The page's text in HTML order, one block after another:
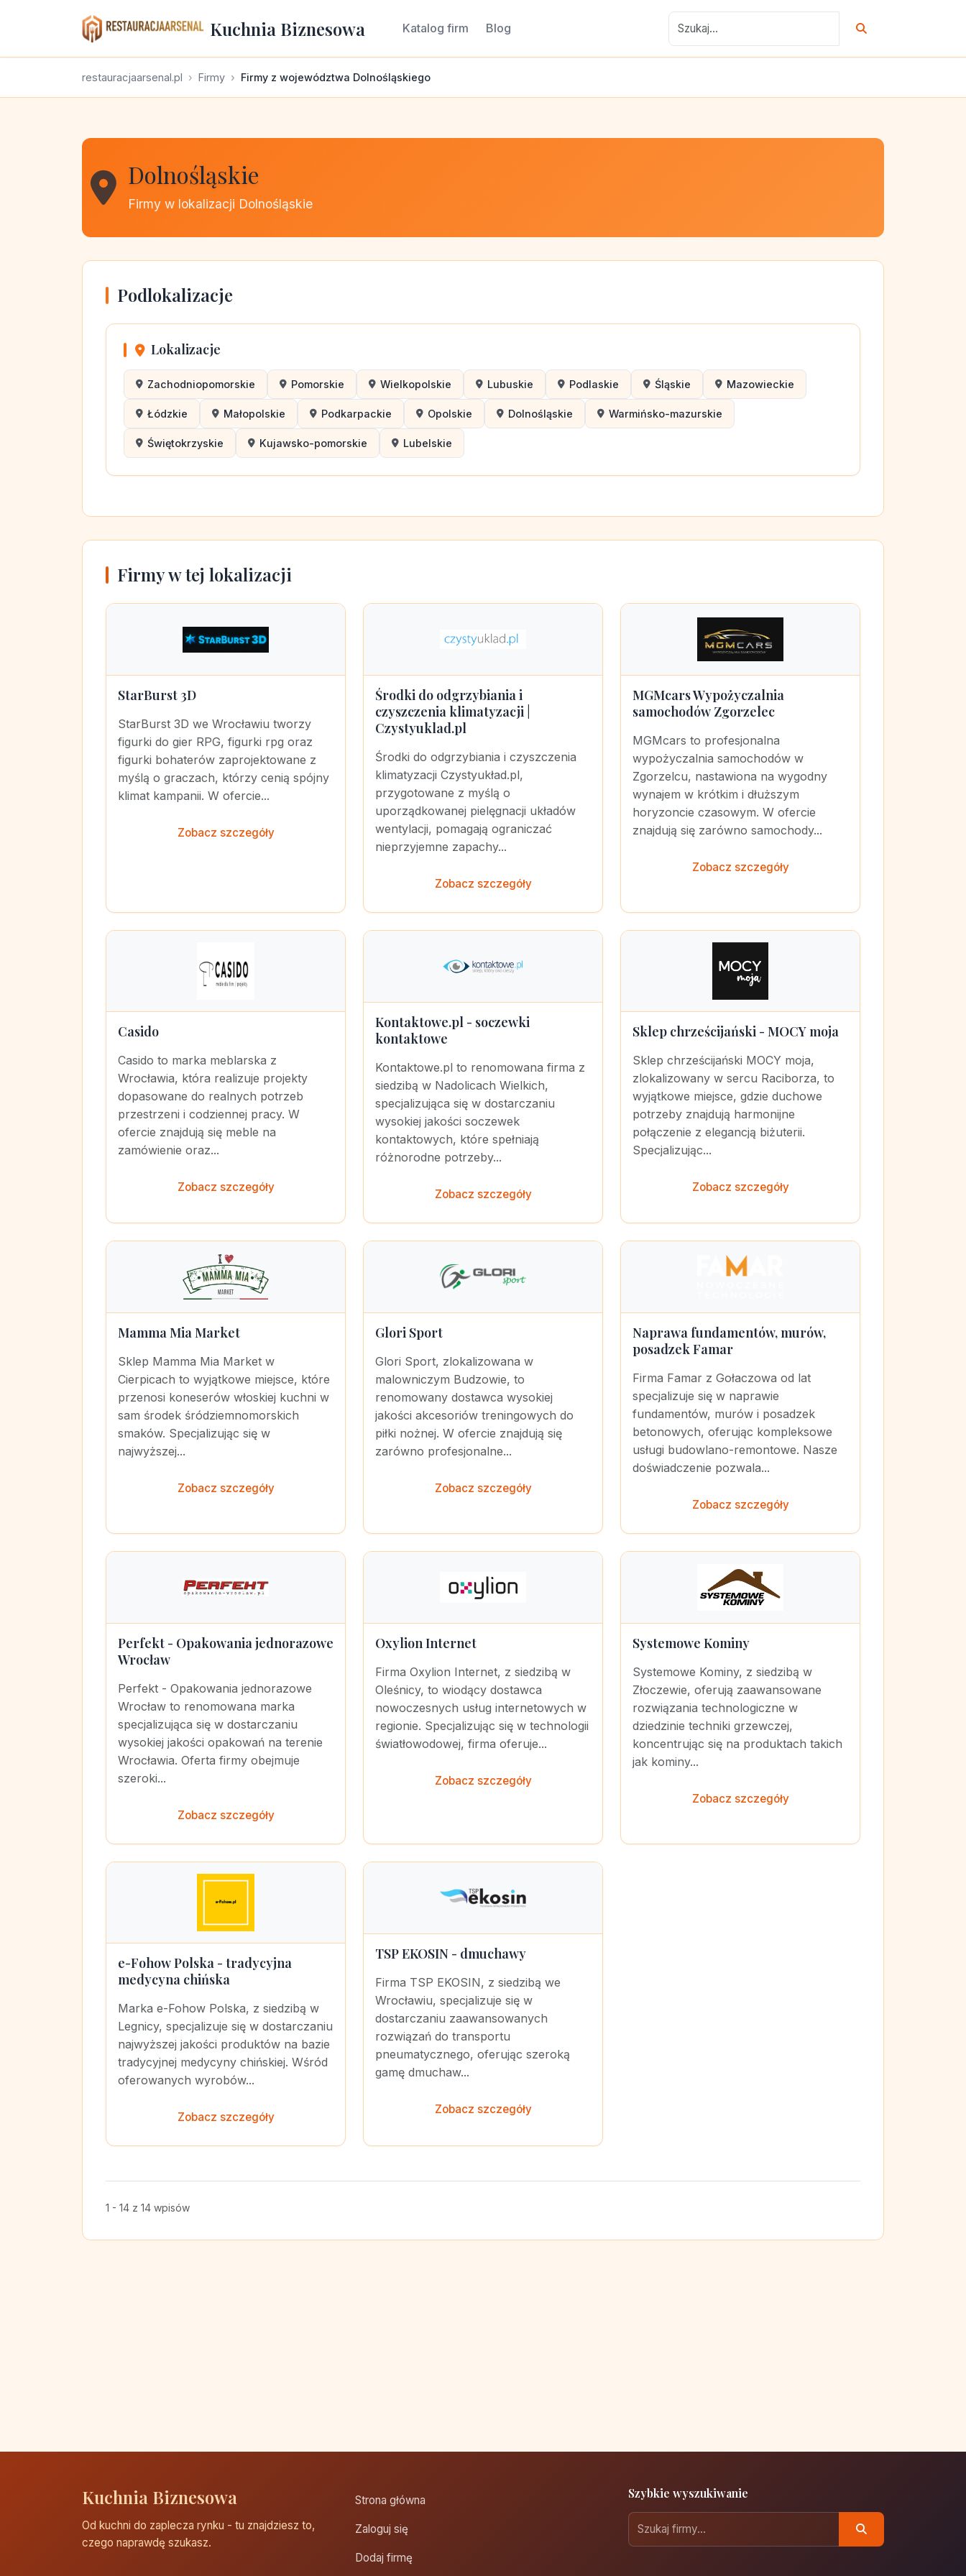
Kuchnia Biznesowa Katalog firm Blog
restauracjaarsenal.pl Firmy Firmy z województwa Dolnośląskiego
Dolnośląskie
Firmy w lokalizacji Dolnośląskie
Podlokalizacje
Lokalizacje
Zachodniopomorskie Pomorskie Wielkopolskie Lubuskie Podlaskie Śląskie Mazowieckie
Łódzkie Małopolskie Podkarpackie Opolskie Dolnośląskie Warmińsko-mazurskie
Świętokrzyskie Kujawsko-pomorskie Lubelskie
Firmy w tej lokalizacji
StarBurst 3D
StarBurst 3D we Wrocławiu tworzy
figurki do gier RPG, figurki rpg oraz
figurki bohaterów zaprojektowane z
myślą o graczach, którzy cenią spójny
klimat kampanii. W ofercie...
Zobacz szczegóły
Środki do odgrzybiania i
czyszczenia klimatyzacji |
Czystyuklad.pl
Środki do odgrzybiania i czyszczenia
klimatyzacji Czystyukład.pl,
przygotowane z myślą o
uporządkowanej pielęgnacji układów
wentylacji, pomagają ograniczać
nieprzyjemne zapachy...
Zobacz szczegóły
MGMcars Wypożyczalnia
samochodów Zgorzelec
MGMcars to profesjonalna
wypożyczalnia samochodów w
Zgorzelcu, nastawiona na wygodny
wynajem w krótkim i dłuższym
horyzoncie czasowym. W ofercie
znajdują się zarówno samochody...
Zobacz szczegóły
Casido
Casido to marka meblarska z
Wrocławia, która realizuje projekty
dopasowane do realnych potrzeb
przestrzeni i codziennej pracy. W
ofercie znajdują się meble na
zamówienie oraz...
Zobacz szczegóły
Kontaktowe.pl - soczewki
kontaktowe
Kontaktowe.pl to renomowana firma z
siedzibą w Nadolicach Wielkich,
specjalizująca się w dostarczaniu
wysokiej jakości soczewek
kontaktowych, które spełniają
różnorodne potrzeby...
Zobacz szczegóły
Sklep chrześcijański - MOCY moja
Sklep chrześcijański MOCY moja,
zlokalizowany w sercu Raciborza, to
wyjątkowe miejsce, gdzie duchowe
potrzeby znajdują harmonijne
połączenie z elegancją biżuterii.
Specjalizując...
Zobacz szczegóły
Mamma Mia Market
Sklep Mamma Mia Market w
Cierpicach to wyjątkowe miejsce, które
przenosi koneserów włoskiej kuchni w
sam środek śródziemnomorskich
smaków. Specjalizując się w
najwyższej...
Zobacz szczegóły
Glori Sport
Glori Sport, zlokalizowana w
malowniczym Budzowie, to
renomowany dostawca wysokiej
jakości akcesoriów treningowych do
piłki nożnej. W ofercie znajdują się
zarówno profesjonalne...
Zobacz szczegóły
Naprawa fundamentów, murów,
posadzek Famar
Firma Famar z Gołaczowa od lat
specjalizuje się w naprawie
fundamentów, murów i posadzek
betonowych, oferując kompleksowe
usługi budowlano-remontowe. Nasze
doświadczenie pozwala...
Zobacz szczegóły
Perfekt - Opakowania jednorazowe
Wrocław
Perfekt - Opakowania jednorazowe
Wrocław to renomowana marka
specjalizująca się w dostarczaniu
wysokiej jakości opakowań na terenie
Wrocławia. Oferta firmy obejmuje
szeroki...
Zobacz szczegóły
Oxylion Internet
Firma Oxylion Internet, z siedzibą w
Oleśnicy, to wiodący dostawca
nowoczesnych usług internetowych w
regionie. Specjalizując się w technologii
światłowodowej, firma oferuje...
Zobacz szczegóły
Systemowe Kominy
Systemowe Kominy, z siedzibą w
Złoczewie, oferują zaawansowane
rozwiązania technologiczne w
dziedzinie techniki grzewczej,
koncentrując się na produktach takich
jak kominy...
Zobacz szczegóły
e-Fohow Polska - tradycyjna
medycyna chińska
Marka e-Fohow Polska, z siedzibą w
Legnicy, specjalizuje się w dostarczaniu
najwyższej jakości produktów na bazie
tradycyjnej medycyny chińskiej. Wśród
oferowanych wyrobów...
Zobacz szczegóły
TSP EKOSIN - dmuchawy
Firma TSP EKOSIN, z siedzibą we
Wrocławiu, specjalizuje się w
dostarczaniu zaawansowanych
rozwiązań do transportu
pneumatycznego, oferując szeroką
gamę dmuchaw...
Zobacz szczegóły
1 - 14 z 14 wpisów
Kuchnia Biznesowa
Od kuchni do zaplecza rynku - tu znajdziesz to,
czego naprawdę szukasz.
Strona główna
Zaloguj się
Dodaj firmę
Szybkie wyszukiwanie